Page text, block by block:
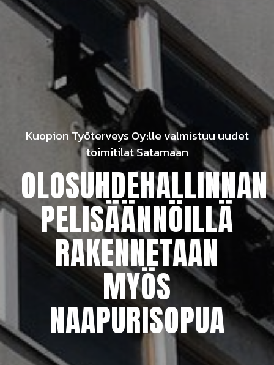
Kuopion Työterveys Oy:lle valmistuu uudet
toimitilat Satamaan
PELISÄÄNNÖILLÄ
RAKENNETAAN
MYÖS
NAAPURISOPUA